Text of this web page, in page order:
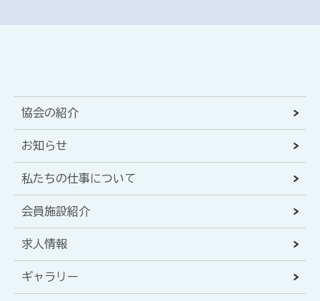
協会の紹介
お知らせ
私たちの仕事について
会員施設紹介
求人情報
ギャラリー